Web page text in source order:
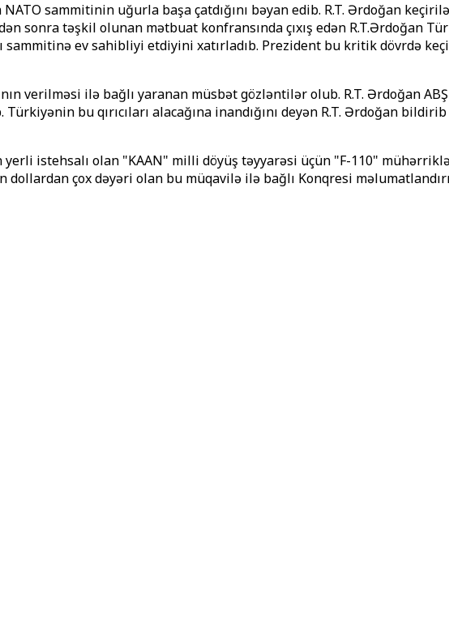
sammitinin uğurla başa çatdığını bəyan edib. R.T. Ərdoğan
sonra təşkil olunan mətbuat konfransında çıxış edən R.T.Ərdoğan
sammitinə ev sahibliyi etdiyini xatırladıb. Prezident bu kritik dövrdə
verilməsi ilə bağlı yaranan müsbət gözləntilər olub. R.T. Ərdoğan
bu qırıcıları alacağına inandığını deyən R.T. Ərdoğan
istehsalı olan "KAAN" milli döyüş təyyarəsi üçün "F-110"
çox dəyəri olan bu müqavilə ilə bağlı Konqresi